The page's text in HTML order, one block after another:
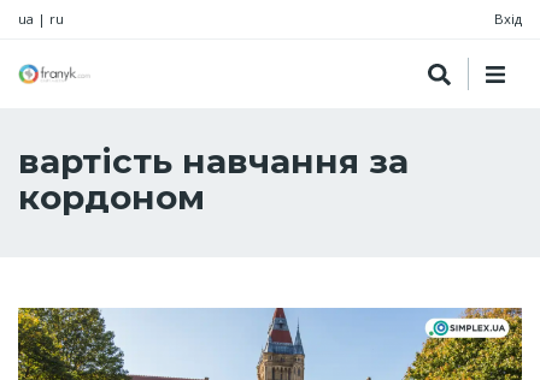
ua | ru Вхід
вартість навчання за
кордоном